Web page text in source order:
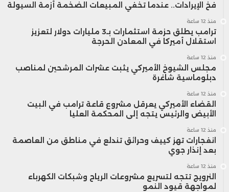
فخ الإيرادات.. عندما تخفي المبيعات الضخمة أزمة السيولة
منذ 12 ساعة
ترامب يطلق حزمة استثمارات بـ3 مليارات دولار لتعزيز
استقلال أميركا في المعادن الحرجة
منذ 12 ساعة
مجلس الشيوخ الأميركي يثبت عشرات المرشحين لمناصب
دبلوماسية شاغرة
منذ 12 ساعة
القضاء الأميركي يعرقل مشروع قاعة ترامب في البيت
الأبيض والرئيس يتجه إلى المحكمة العليا
منذ 12 ساعة
انفجارات تهز كييف وحرائق تندلع في مناطق من العاصمة
بعد إنذار جوي
منذ 12 ساعة
النرويج تتجه لتسريع مشروعات الرياح وشبكات الكهرباء
لمواجهة قيود النمو